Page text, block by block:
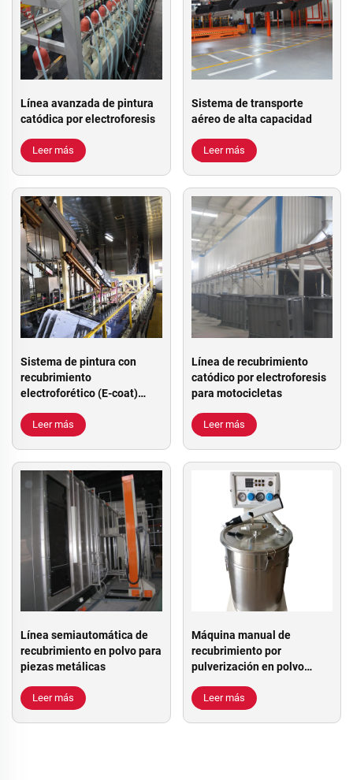
Línea avanzada de pintura
catódica por electroforesis
Leer más
Sistema de transporte
aéreo de alta capacidad
Leer más
Sistema de pintura con
recubrimiento
electroforético (E-coat)
Leer más
Línea de recubrimiento
catódico por electroforesis
para motocicletas
Leer más
Línea semiautomática de
recubrimiento en polvo para
piezas metálicas
Leer más
Máquina manual de
recubrimiento por
pulverización en polvo
Leer más